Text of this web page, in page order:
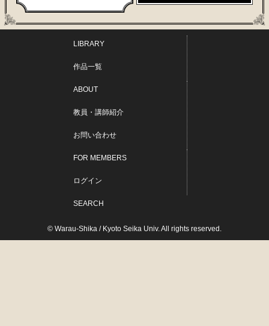
LIBRARY
作品一覧
ABOUT
教員・講師紹介
お問い合わせ
FOR MEMBERS
ログイン
SEARCH
© Warau-Shika / Kyoto Seika Univ. All rights reserved.